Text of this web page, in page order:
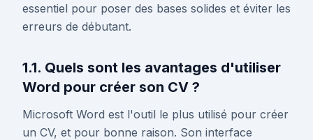
essentiel pour poser des bases solides et éviter les
erreurs de débutant.
1.1. Quels sont les avantages d'utiliser
Word pour créer son CV ?
Microsoft Word est l'outil le plus utilisé pour créer
un CV, et pour bonne raison. Son interface